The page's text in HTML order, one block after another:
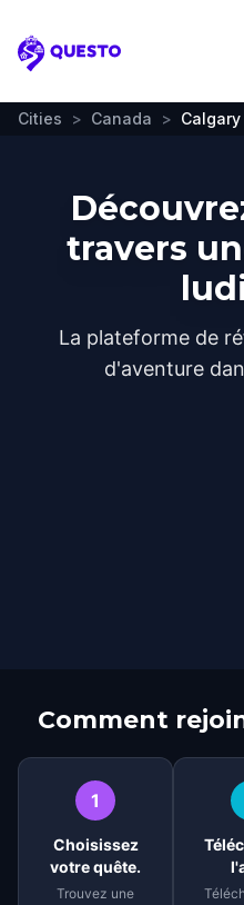
Questo
Cities > Canada > Calgary
travers
La plateforme de
d'aventure
Comment
1
Choisissez
votre quête.
Trouvez une